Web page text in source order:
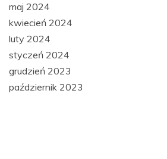
maj 2024
kwiecień 2024
luty 2024
styczeń 2024
grudzień 2023
październik 2023